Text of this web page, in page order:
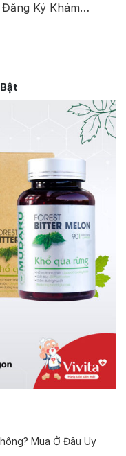
Ký Khám
Mua Ở Đâu Uy